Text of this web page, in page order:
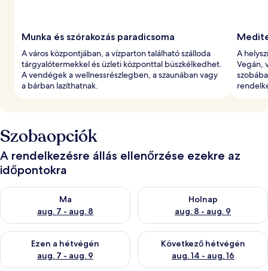
Munka és szórakozás paradicsoma
A város központjában, a vízparton található szálloda
tárgyalótermekkel és üzleti központtal büszkélkedhet.
A vendégek a wellnessrészlegben, a szaunában vagy
a bárban lazíthatnak.
A
Vegán,
Szobaopciók
A rendelkezésre állás ellenőrzése ezekre az
időpontokra
Ma
aug. 7 - aug. 8
A ma esti rendelkezésre állás ellenőrzése: aug. 7 - aug. 8
Holnap
aug. 8 - aug. 9
A holnapi rendelkezésre állás
Ezen a hétvégén
aug. 7 - aug. 9
A mostani hétvégi rendelkezésre állás ellenőrzése: aug. 7 -
Következő hétvégén
aug. 14 - aug. 16
A következő hétvégi